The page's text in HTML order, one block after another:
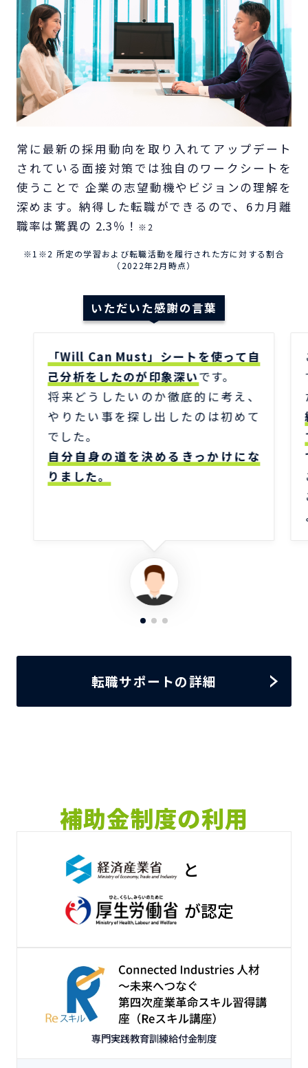
常に最新の採用動向を取り入れてアップデート
されている面接対策では独自のワークシートを
使うことで 企業の志望動機やビジョンの理解を
深めます。納得した転職ができるので、6カ月離
職率は驚異の 2.3％！ ※2
※1※2 所定の学習および転職活動を履行された方に対する割合
（2022年2月時点）
いただいた感謝の言葉
「Will Can Must」シートを使って自
己分析をしたのが印象深いです。
将来どうしたいのか徹底的に考え、
やりたい事を探し出したのは初めて
でした。
自分自身の道を決めるきっかけにな
りました。
転職サポートの詳細
補助金制度の利用
と
が認定
専門実践教育訓練給付金制度